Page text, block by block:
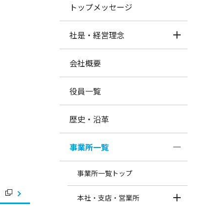
トップメッセージ
社是・経営理念
会社概要
役員一覧
歴史・沿革
事業所一覧
事業所一覧トップ
本社・支店・営業所